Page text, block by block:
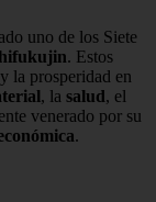
uno de los Siete
. Estos
la prosperidad en
, la salud, el
venerado por su
.